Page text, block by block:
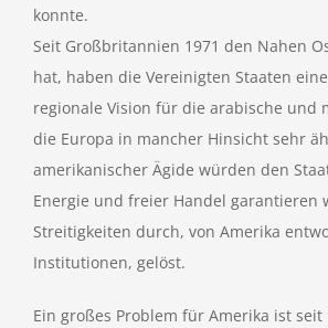
konnte.
Seit Großbritannien 1971 den Nahen
hat, haben die Vereinigten Staaten
regionale Vision für die arabische und
die Europa in mancher Hinsicht sehr
amerikanischer Ägide würden den
Energie und freier Handel garantieren
Streitigkeiten durch, von Amerika
Institutionen, gelöst.
Ein großes Problem für Amerika ist